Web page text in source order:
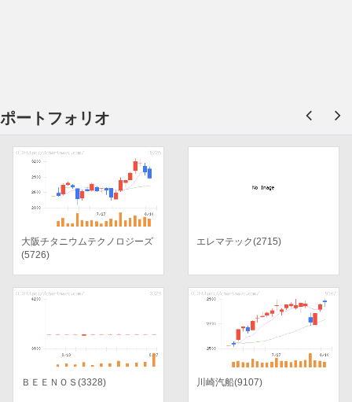
ポートフォリオ
大阪チタニウムテクノロジーズ
(5726)
エレマテック(2715)
ＢＥＥＮＯＳ(3328) 川崎汽船(9107)